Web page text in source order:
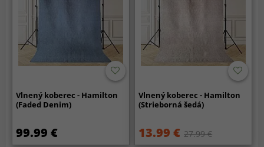
Vlnený koberec - Hamilton
(Faded Denim)
99.99 €
Vlnený koberec - Hamilton
(Strieborná šedá)
13.99 € 27.99 €